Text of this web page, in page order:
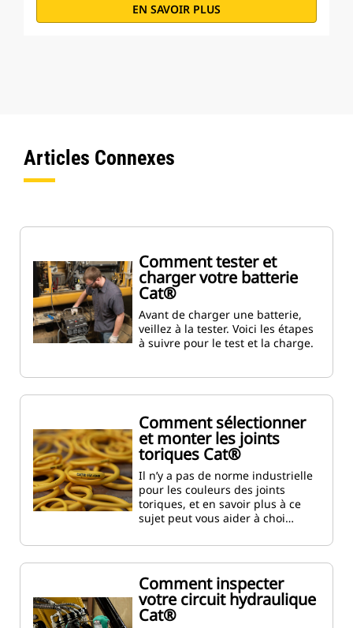
EN SAVOIR PLUS
Articles Connexes
Comment tester et
charger votre batterie
Cat®
Avant de charger une batterie,
veillez à la tester. Voici les étapes
à suivre pour le test et la charge.
Comment sélectionner
et monter les joints
toriques Cat®
Il n’y a pas de norme industrielle
pour les couleurs des joints
toriques, et en savoir plus à ce
sujet peut vous aider à choi…
Comment inspecter
votre circuit hydraulique
Cat®